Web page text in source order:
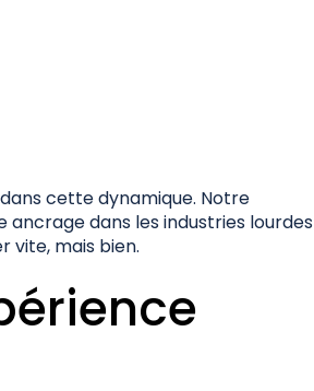
cette dynamique. Notre
ancrage dans les industries lourdes
vite, mais bien.